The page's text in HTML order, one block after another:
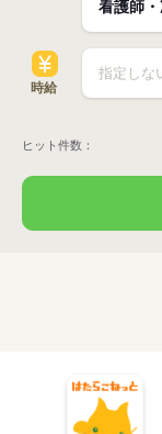
時給
ヒット件数：